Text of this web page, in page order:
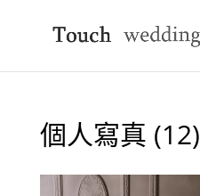
個人寫真 (12)